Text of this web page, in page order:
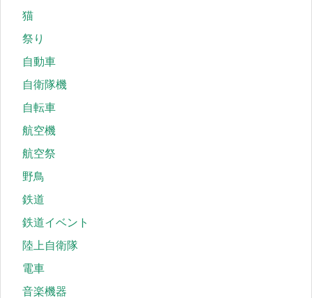
猫
祭り
自動車
自衛隊機
自転車
航空機
航空祭
野鳥
鉄道
鉄道イベント
陸上自衛隊
電車
音楽機器